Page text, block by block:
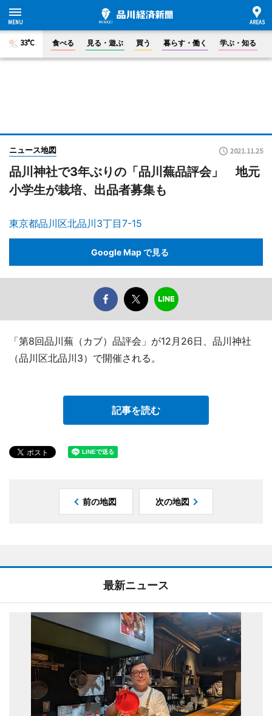
33°C 食べる 見る・遊ぶ 買う 暮らす・働く 学ぶ・知る
ニュース地図 2021.11.25
品川神社で3年ぶりの「品川蕪品評会」 地元
小学生が栽培、出品者募集も
東京都品川区北品川3丁目7-15
Google Map で見る
「第8回品川蕪（カブ）品評会」が12月26日、品川神社
（品川区北品川3）で開催される。
記事を読む
前の地図 次の地図
最新ニュース